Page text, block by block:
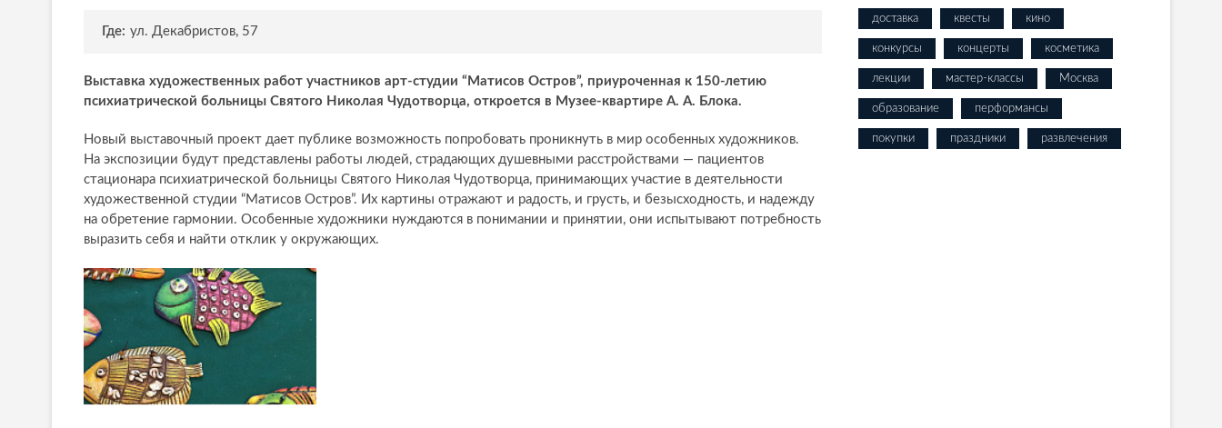
Где: ул. Декабристов, 57
Выставка художественных работ участников арт-студии “Матисов Остров”, приуроченная к 150-летию
психиатрической больницы Святого Николая Чудотворца, откроется в Музее-квартире А. А. Блока.
Новый выставочный проект дает публике возможность попробовать проникнуть в мир особенных художников.
На экспозиции будут представлены работы людей, страдающих душевными расстройствами — пациентов
стационара психиатрической больницы Святого Николая Чудотворца, принимающих участие в деятельности
художественной студии “Матисов Остров”. Их картины отражают и радость, и грусть, и безысходность, и надежду
на обретение гармонии. Особенные художники нуждаются в понимании и принятии, они испытывают потребность
выразить себя и найти отклик у окружающих.
доставка квесты кино
конкурсы концерты косметика
лекции мастер-классы Москва
образование перформансы
покупки праздники развлечения